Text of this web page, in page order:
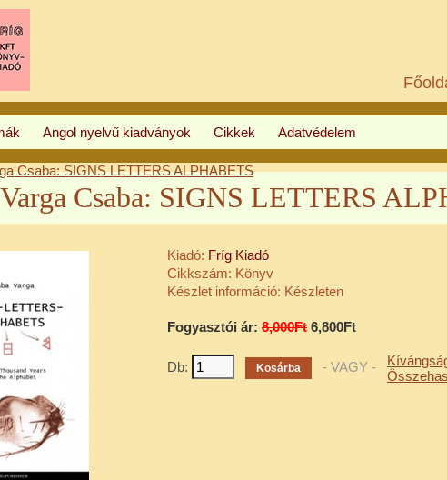
Angol nyelvű kiadványok Cikkek Adatvédelem
Csaba: SIGNS LETTERS ALPHABETS
Varga Csaba: SIGNS LETTERS
Kiadó: Fríg Kiadó
Cikkszám: Könyv
Készlet információ: Készleten
Fogyasztói ár: 8,000Ft 6,800Ft
Db: - VAGY -